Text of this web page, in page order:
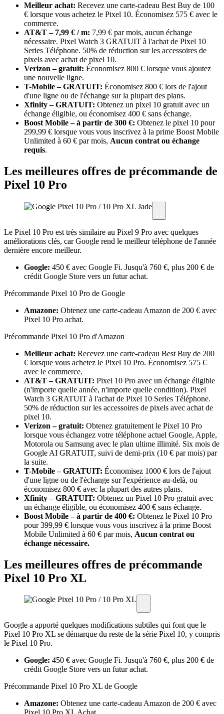
Meilleur achat: Recevez une carte-cadeau Best Buy de 100
€ lorsque vous achetez le Pixel 10. Économisez 575 € avec le
commerce.
AT&T – 7,99 € / m: 7,99 € par mois, aucun échange
nécessaire. Pixel Watch 3 GRATUIT à l'achat de Pixel 10
Series Téléphone. 50% de réduction sur les accessoires de
pixels avec achat de pixel 10.
Verizon – gratuit: Économisez 800 € lorsque vous ajoutez
une nouvelle ligne.
T-Mobile – GRATUIT: Économisez 800 € lors de l'ajout
d'une ligne ou de l'échange sur la plupart des plans.
Xfinity – GRATUIT: Obtenez un pixel 10 gratuit avec un
échange éligible, ou économisez 400 € sans échange.
Boost Mobile – à partir de 300 €: Obtenez le pixel 10 pour
299,99 € lorsque vous vous inscrivez à la prime Boost Mobile
Unlimited à 60 € par mois, Aucun contrat ou échange
requis.
Les meilleures offres de précommande de
Pixel 10 Pro
Le Pixel 10 Pro est très similaire au Pixel 9 Pro avec quelques
améliorations clés, car Google rend le meilleur téléphone de l'année
dernière encore meilleur.
Google: 450 € avec Google Fi. Jusqu'à 760 €, plus 200 € de
crédit Google Store vers un futur achat.
Précommande Pixel 10 Pro de Google
Amazone: Obtenez une carte-cadeau Amazon de 200 € avec
Pixel 10 Pro achat.
Précommande Pixel 10 Pro d'Amazon
Meilleur achat: Recevez une carte-cadeau Best Buy de 200
€ lorsque vous achetez le Pixel 10 Pro. Économisez 575 €
avec le commerce.
AT&T – GRATUIT: Pixel 10 Pro avec un échange éligible
(n'importe quelle année, n'importe quelle condition). Pixel
Watch 3 GRATUIT à l'achat de Pixel 10 Series Téléphone.
50% de réduction sur les accessoires de pixels avec achat de
pixel 10.
Verizon – gratuit: Obtenez gratuitement le Pixel 10 Pro
lorsque vous échangez votre téléphone actuel Google, Apple,
Motorola ou Samsung avec le plan ultime illimité. Six mois de
Google AI GRATUIT, suivi de demi-prix (10 € par mois) par
la suite.
T-Mobile – GRATUIT: Économisez 1000 € lors de l'ajout
d'une ligne ou de l'échange sur l'expérience au-delà, ou
économisez 800 € avec la plupart des autres plans.
Xfinity – GRATUIT: Obtenez un Pixel 10 Pro gratuit avec
un échange éligible, ou économisez 400 € sans échange.
Boost Mobile – à partir de 400 €: Obtenez le Pixel 10 Pro
pour 399,99 € lorsque vous vous inscrivez à la prime Boost
Mobile Unlimited à 60 € par mois, Aucun contrat ou
échange nécessaire.
Les meilleures offres de précommande
Pixel 10 Pro XL
Google a apporté quelques modifications subtiles qui font que le
Pixel 10 Pro XL se démarque du reste de la série Pixel 10, y compris
le Pixel 10 Pro.
Google: 450 € avec Google Fi. Jusqu'à 760 €, plus 200 € de
crédit Google Store vers un futur achat.
Précommande Pixel 10 Pro XL de Google
Amazone: Obtenez une carte-cadeau Amazon de 200 € avec